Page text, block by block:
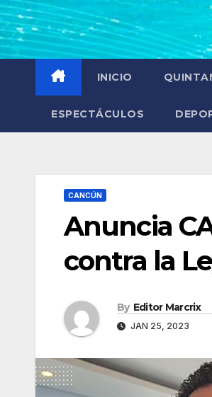
INICIO
ESPECTÁCULOS
CANCÚN
Anuncia
contra la
By Editor Marcrix
JAN 25, 2023